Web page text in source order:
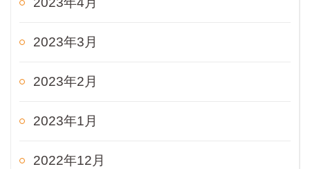
2023年3月
2023年2月
2023年1月
2022年12月